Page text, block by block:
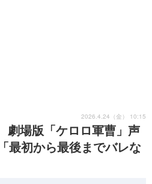
劇場版「ケロロ軍曹」声
最初から最後までバレな
2026.4.24（金） 10:15